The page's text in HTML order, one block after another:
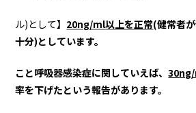
ル)として】 20ng/ml以上を正常(健常者
十分)としています。
こと呼吸器感染症に関していえば、30
率を下げたという報告があります。